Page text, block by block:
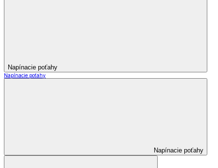
Napínacie poťahy
Napínacie poťahy
Napínacie poťahy